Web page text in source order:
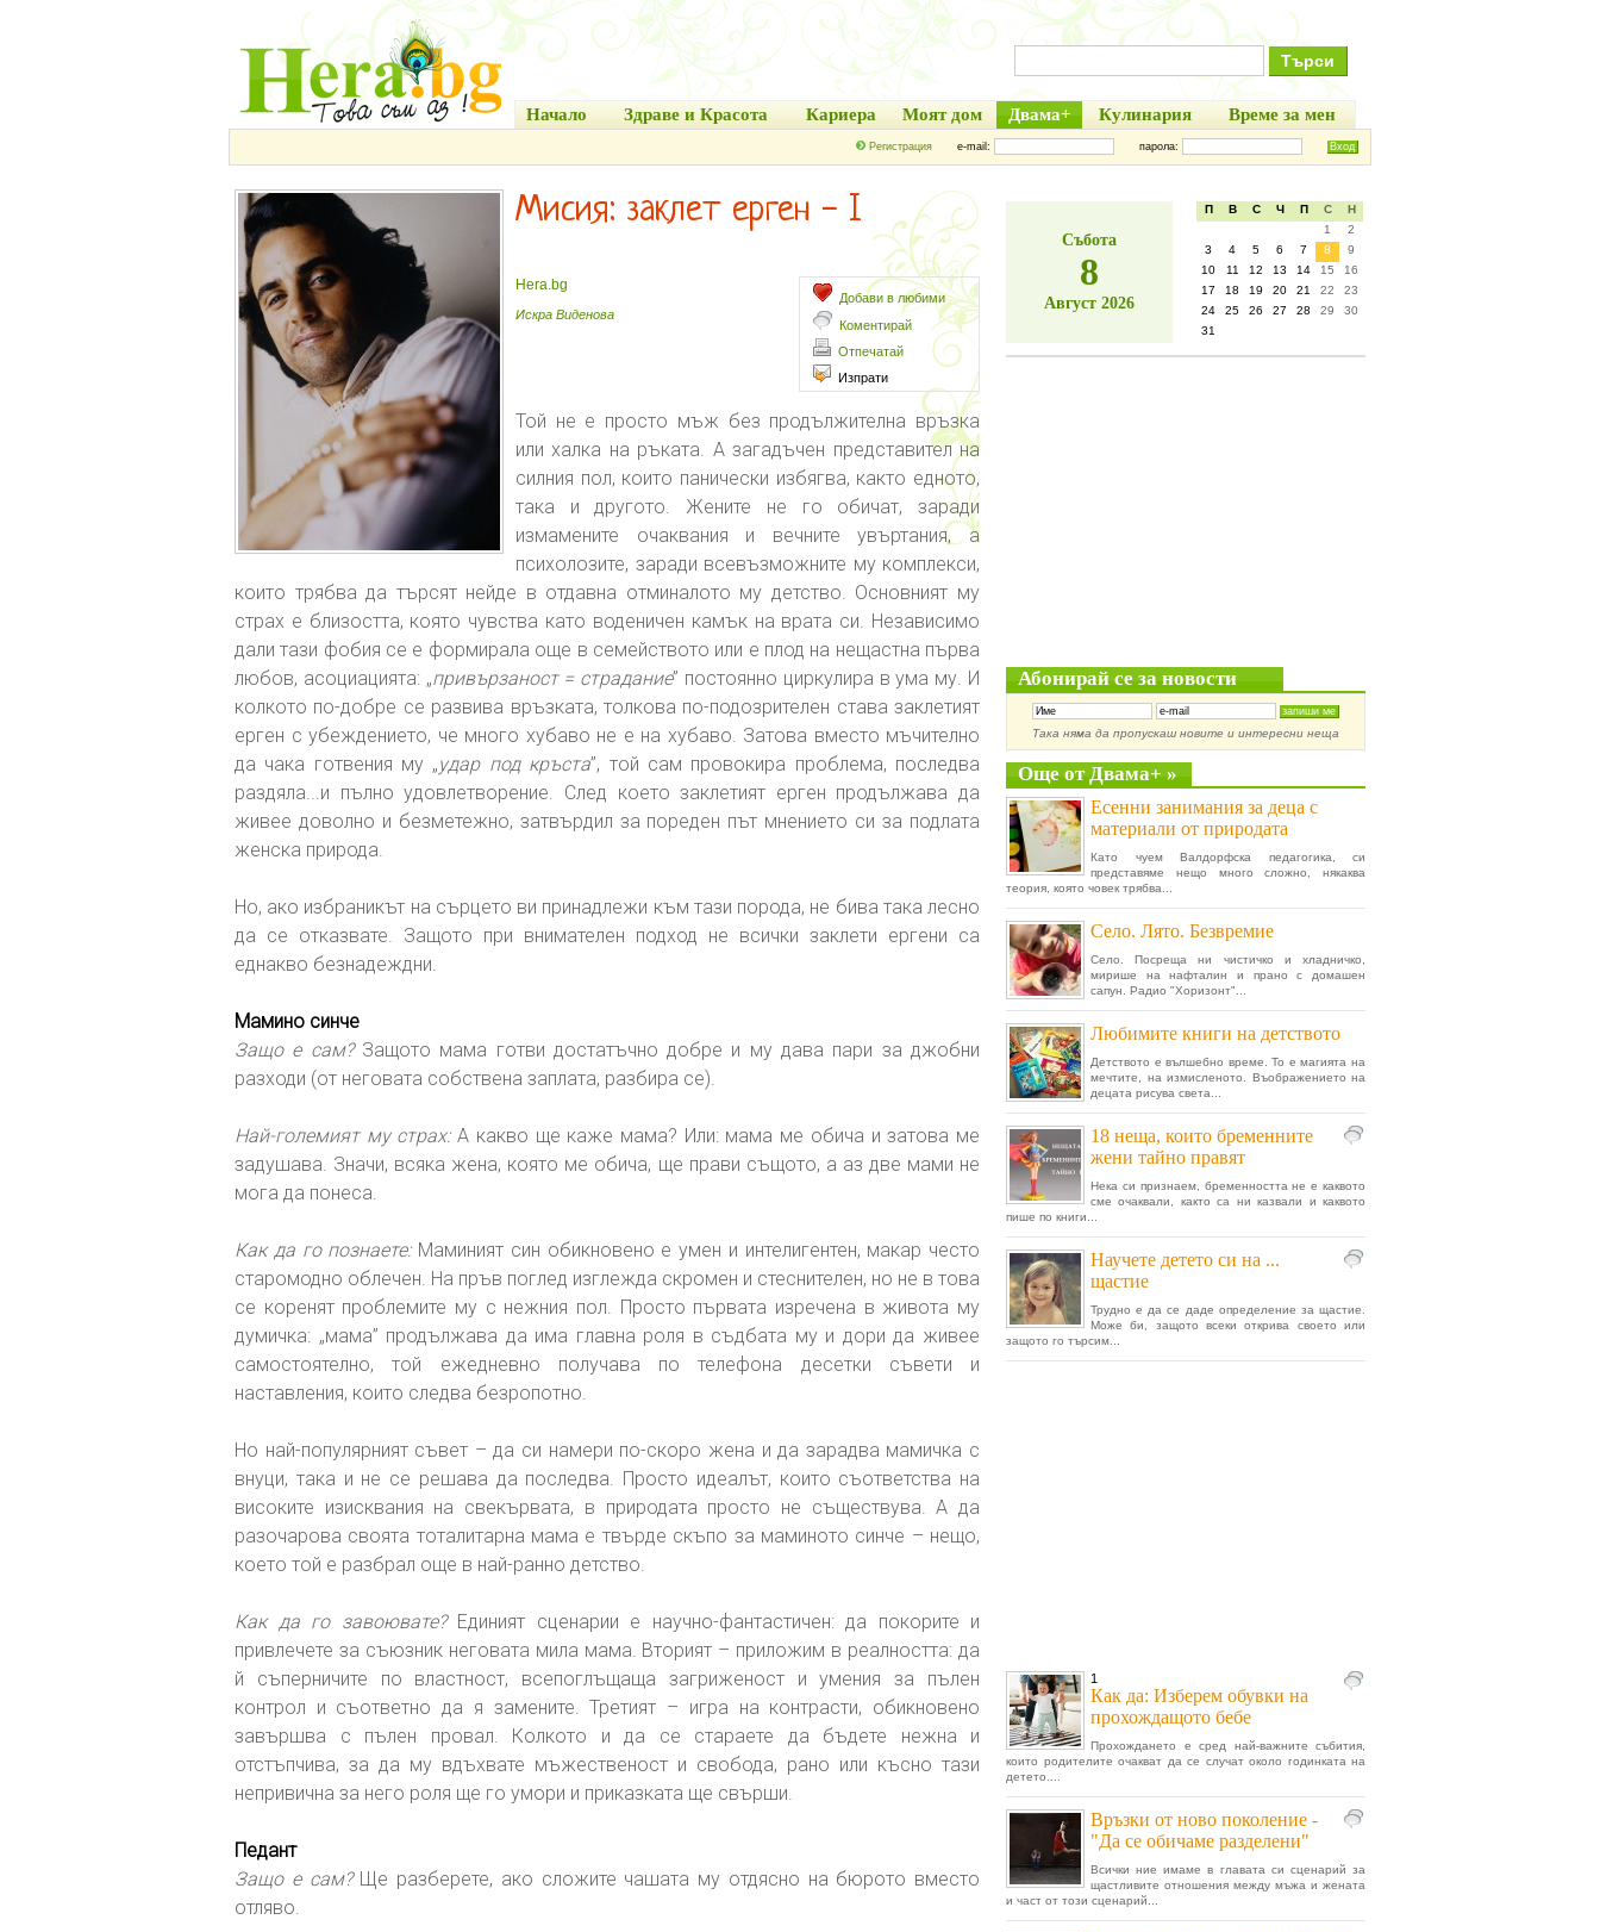
Начало Здраве и Красота Кариера Моят дом Двама+ Кулинария Време за мен
Регистрация e-mail: парола:
Мисия: заклет ерген - I
Добави в любими
Коментирай
Отпечатай
Изпрати
Hera.bg
Искра Виденова
Той не е просто мъж без продължителна връзка
или халка на ръката. А загадъчен представител на
силния пол, които панически избягва, както едното,
така и другото. Жените не го обичат, заради
измамените очаквания и вечните увъртания, а
психолозите, заради всевъзможните му комплекси,
които трябва да търсят нейде в отдавна отминалото му детство. Основният му
страх е близостта, която чувства като воденичен камък на врата си. Независимо
дали тази фобия се е формирала още в семейството или е плод на нещастна първа
любов, асоциацията: „привързаност = страдание” постоянно циркулира в ума му. И
колкото по-добре се развива връзката, толкова по-подозрителен става заклетият
ерген с убеждението, че много хубаво не е на хубаво. Затова вместо мъчително
да чака готвения му „удар под кръста”, той сам провокира проблема, последва
раздяла...и пълно удовлетворение. След което заклетият ерген продължава да
живее доволно и безметежно, затвърдил за пореден път мнението си за подлата
женска природа.
Но, ако избраникът на сърцето ви принадлежи към тази порода, не бива така лесно
да се отказвате. Защото при внимателен подход не всички заклети ергени са
еднакво безнадеждни.
Мамино синче
Защо е сам?Защото мама готви достатъчно добре и му дава пари за джобни
разходи (от неговата собствена заплата, разбира се).
Най-големият му страх:А какво ще каже мама? Или: мама ме обича и затова ме
задушава. Значи, всяка жена, която ме обича, ще прави същото, а аз две мами не
мога да понеса.
Как да го познаете:Маминият син обикновено е умен и интелигентен, макар често
старомодно облечен. На пръв поглед изглежда скромен и стеснителен, но не в това
се коренят проблемите му с нежния пол. Просто първата изречена в живота му
думичка: „мама” продължава да има главна роля в съдбата му и дори да живее
самостоятелно, той ежедневно получава по телефона десетки съвети и
наставления, които следва безропотно.
Но най-популярният съвет – да си намери по-скоро жена и да зарадва мамичка с
внуци, така и не се решава да последва. Просто идеалът, които съответства на
високите изисквания на свекървата, в природата просто не съществува. А да
разочарова своята тоталитарна мама е твърде скъпо за маминото синче – нещо,
което той е разбрал още в най-ранно детство.
Как да го завоювате?Единият сценарии е научно-фантастичен: да покорите и
привлечете за съюзник неговата мила мама. Вторият – приложим в реалността: да
й съперничите по властност, всепоглъщаща загриженост и умения за пълен
контрол и съответно да я замените. Третият – игра на контрасти, обикновено
завършва с пълен провал. Колкото и да се стараете да бъдете нежна и
отстъпчива, за да му вдъхвате мъжественост и свобода, рано или късно тази
непривична за него роля ще го умори и приказката ще свърши.
Педант
Защо е сам?Ще разберете, ако сложите чашата му отдясно на бюрото вместо
отляво.
Събота
8
Август 2026
П В С Ч П С
Н
1
2
3
4 5 6 7 8
9
10
11 12 13 14 15
16
17
18 19 20 21 22
23
24
25 26 27 28 29
30
31
Абонирай се за новости
Така няма да пропускаш новите и интересни неща
Още от Двама+ »
Есенни занимания за деца с
материали от природата
Като чуем Валдорфска педагогика, си
представяме нещо много сложно, някаква
теория, която човек трябва...
Село. Лято. Безвремие
Село. Посреща ни чистичко и хладничко,
мирише на нафталин и прано с домашен
сапун. Радио "Хоризонт"...
Любимите книги на детството
Детството е вълшебно време. То е магията на
мечтите, на измисленото. Въображението на
децата рисува света...
18 неща, които бременните
жени тайно правят
Нека си признаем, бременността не е каквото
сме очаквали, както са ни казвали и каквото
пише по книги...
Научете детето си на ...
щастие
Трудно е да се даде определение за щастие.
Може би, защото всеки открива своето или
защото го търсим...
1
Как да: Изберем обувки на
прохождащото бебе
Прохождането е сред най-важните събития,
които родителите очакват да се случат около годинката на
детето....
Връзки от ново поколение -
"Да се обичаме разделени"
Всички ние имаме в главата си сценарий за
щастливите отношения между мъжа и жената
и част от този сценарий...